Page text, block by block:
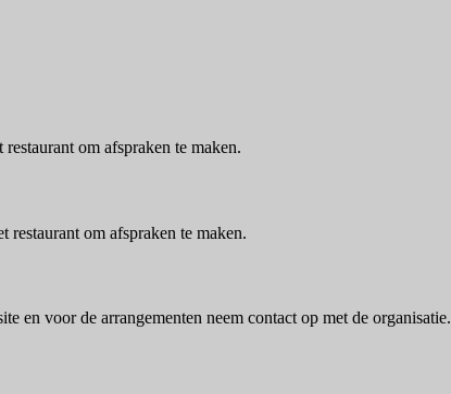
om afspraken te maken.
restaurant om afspraken te maken.
en voor de arrangementen neem contact op met de organisatie.